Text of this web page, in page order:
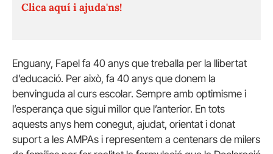
Clica aquí i ajuda'ns!
Enguany, Fapel fa 40 anys que treballa per la llibertat
d’educació. Per això, fa 40 anys que donem la
benvinguda al curs escolar. Sempre amb optimisme i
l’esperança que sigui millor que l’anterior. En tots
aquests anys hem conegut, ajudat, orientat i donat
suport a les AMPAs i representem a centenars de milers